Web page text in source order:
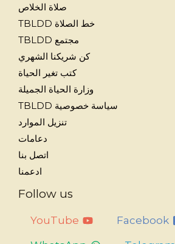
صلاة الخلاص
خط الصلاة TBLDD
مجتمع TBLDD
كن شريكنا الشهري
كتب تغير الحياة
وزارة الحياة الجميلة
سياسة خصوصية TBLDD
تنزيل الموارد
دعامات
اتصل بنا
ادعمنا
Follow us
Facebook
YouTube